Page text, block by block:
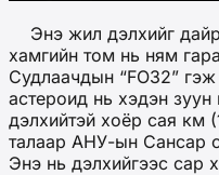
Энэ жил дэлхийг
хамгийн том нь ням
Судлаачдын “FO32”
астероид нь хэдэн
дэлхийтэй хоёр сая км
талаар АНУ-ын Сансар
Энэ нь дэлхийгээс сар